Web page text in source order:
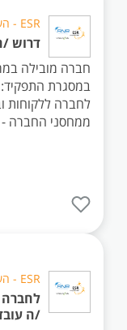
ESR - השמה להייטק
דרוש /ה
במסגרת התפקיד:
לחברה ללקוחות
ממחסני החברה
ESR - השמה להייטק
לחברה
/ה